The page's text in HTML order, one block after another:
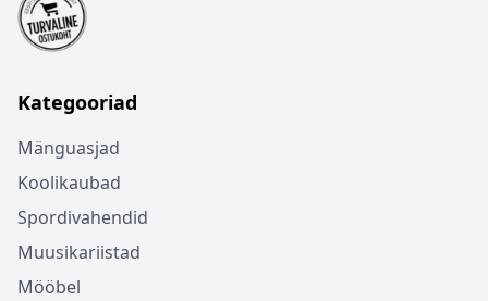
Kategooriad
Mänguasjad
Koolikaubad
Spordivahendid
Muusikariistad
Mööbel